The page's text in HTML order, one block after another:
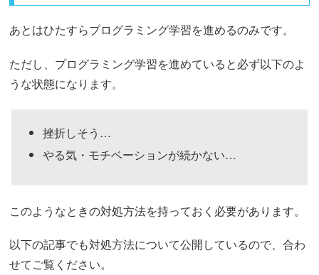
あとはひたすらプログラミング学習を進めるのみです。
ただし、プログラミング学習を進めていると必ず以下のよ
うな状態になります。
挫折しそう…
やる気・モチベーションが続かない…
このようなときの対処方法を持っておく必要があります。
以下の記事でも対処方法について公開しているので、合わ
せてご覧ください。